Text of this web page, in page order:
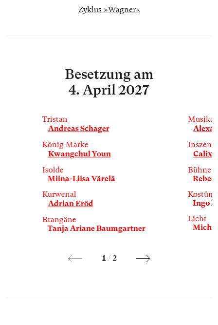
Zyklus »Wagner«
Besetzung am
4. April 2027
Tristan
Andreas Schager
König Marke
Kwangchul Youn
Isolde
Miina-Liisa Värelä
Kurwenal
Adrian Eröd
Brangäne
Tanja Ariane Baumgartner
Bühne
Ingo
Licht
1 / 2